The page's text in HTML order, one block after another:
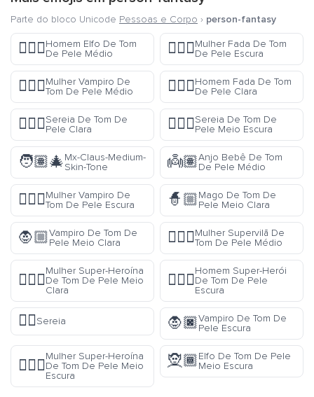
Parte do bloco Unicode Pessoas e Corpo › person-fantasy
🧝🏽‍♂️Homem Elfo De Tom
De Pele Médio
🧚🏿‍♀️Mulher Fada De Tom
De Pele Escura
🧛🏽‍♀️Mulher Vampiro De
Tom De Pele Médio
🧚🏻‍♂️Homem Fada De Tom
De Pele Clara
🧜🏻‍♀️Sereia De Tom De
Pele Clara
🧜🏾‍♀️Sereia De Tom De
Pele Meio Escura
🧑🏽‍🎄Mx-Claus-Medium-
Skin-Tone
👼🏽Anjo Bebê De Tom
De Pele Médio
🧛🏿‍♀️Mulher Vampiro De
Tom De Pele Escura
🧙🏼Mago De Tom De
Pele Meio Clara
🧛🏼Vampiro De Tom De
Pele Meio Clara
🦹🏽‍♀️Mulher Supervilã De
Tom De Pele Médio
🦸🏼‍♀️
Mulher Super-Heroína
De Tom De Pele Meio
Clara
🦸🏿‍♂️
Homem Super-Herói
De Tom De Pele
Escura
🧜‍♀️Sereia 🧛🏿Vampiro De Tom De
Pele Escura
🦸🏾‍♀️
Mulher Super-Heroína
De Tom De Pele Meio
Escura
🧝🏾Elfo De Tom De Pele
Meio Escura